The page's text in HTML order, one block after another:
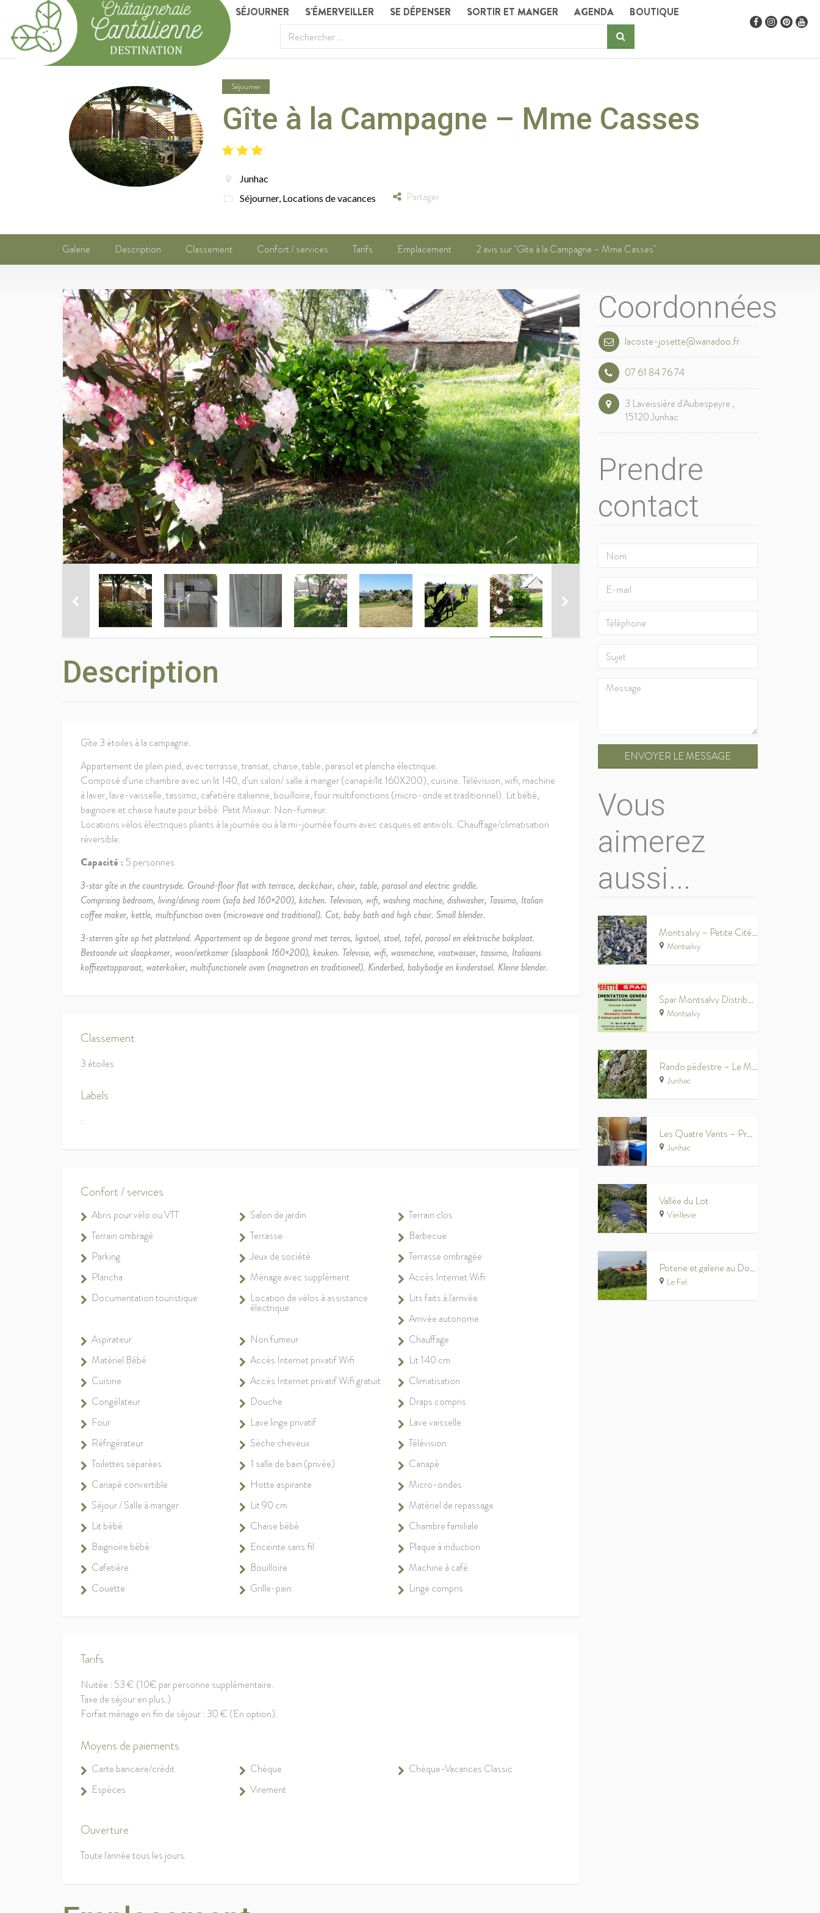
SÉJOURNER S'ÉMERVEILLER SE DÉPENSER SORTIR ET MANGER AGENDA BOUTIQUE
Séjourner
Gîte à la Campagne – Mme Casses
Junhac
Séjourner, Locations de vacances Partager
Galerie Description Classement Confort / services Tarifs Emplacement 2 avis sur "Gîte à la Campagne – Mme Casses"
Description
Gîte 3 étoiles à la campagne.
Appartement de plain pied, avec terrasse, transat, chaise, table, parasol et plancha électrique.
Composé d’une chambre avec un lit 140, d’un salon/ salle à manger (canapé/lit 160X200), cuisine. Télévision, wifi, machine
à laver, lave-vaisselle, tassimo, cafetière italienne, bouilloire, four multifonctions (micro-onde et traditionnel). Lit bébé,
baignoire et chaise haute pour bébé. Petit Mixeur. Non-fumeur.
Locations vélos électriques pliants à la journée ou à la mi-journée fourni avec casques et antivols. Chauffage/climatisation
réversible.
Capacité : 5 personnes
3-star gîte in the countryside. Ground-floor flat with terrace, deckchair, chair, table, parasol and electric griddle.
Comprising bedroom, living/dining room (sofa bed 160×200), kitchen. Television, wifi, washing machine, dishwasher, Tassimo, Italian
coffee maker, kettle, multifunction oven (microwave and traditional). Cot, baby bath and high chair. Small blender.
3-sterren gîte op het platteland. Appartement op de begane grond met terras, ligstoel, stoel, tafel, parasol en elektrische bakplaat.
Bestaande uit slaapkamer, woon/eetkamer (slaapbank 160×200), keuken. Televisie, wifi, wasmachine, vaatwasser, tassimo, Italiaans
koffiezetapparaat, waterkoker, multifunctionele oven (magnetron en traditioneel). Kinderbed, babybadje en kinderstoel. Kleine blender.
Classement
3 étoiles
Labels
:
Confort / services
Abris pour vélo ou VTT Salon de jardin
Terrain clos
Terrain ombragé
Terrasse
Barbecue
Parking
Jeux de société
Terrasse ombragée
Plancha
Ménage avec supplément
Accès Internet Wifi
Documentation touristique
Location de vélos à assistance
électrique
Lits faits à l'arrivée
Arrivée autonome
Aspirateur
Non fumeur
Chauffage
Matériel Bébé
Accès Internet privatif Wifi
Lit 140 cm
Cuisine
Accès Internet privatif Wifi gratuit
Climatisation
Congélateur
Douche
Draps compris
Four
Lave linge privatif
Lave vaisselle
Réfrigérateur
Sèche cheveux
Télévision
Toilettes séparées
1 salle de bain (privée)
Canapé
Canapé convertible
Hotte aspirante
Micro-ondes
Séjour / Salle à manger
Lit 90 cm
Matériel de repassage
Lit bébé
Chaise bébé
Chambre familiale
Baignoire bébé
Enceinte sans fil
Plaque à induction
Cafetière
Bouilloire
Machine à café
Couette
Grille-pain Linge compris
Tarifs
Nuitée : 53 € (10€ par personne supplémentaire.
Taxe de séjour en plus.)
Forfait ménage en fin de séjour : 30 € (En option).
Moyens de paiements
Carte bancaire/crédit Chèque
Chèque-Vacances Classic
Espèces
Virement
Ouverture
Toute l'année tous les jours.
Coordonnées
lacoste-josette@wanadoo.fr
07 61 84 76 74
3 Laveissière d'Aubespeyre ,
15120 Junhac
Prendre
contact
ENVOYER LE MESSAGE
Vous
aimerez
aussi...
Montsalvy – Petite Cité de Caractère®
Montsalvy
Spar Montsalvy Distribution
Montsalvy
Rando pédestre – Le Mur du Diable
Junhac
Les Quatre Vents – Production de petits fruits rouges bio
Junhac
Vallée du Lot
Vieillevie
Poterie et galerie au Don du Fel
Le Fel